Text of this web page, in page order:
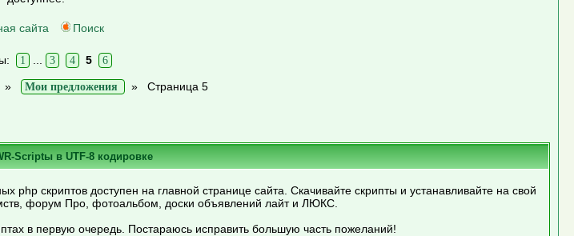
сайта Поиск
1 3 4 5 6
Мои предложения » Страница 5
Scriptы в UTF-8 кодировке
php скриптов доступен на главной странице сайта. Скачивайте скрипты и устанавливайте на свой
форум Про, фотоальбом, доски объявлений лайт и ЛЮКС.
в первую очередь. Постараюсь исправить большую часть пожеланий!